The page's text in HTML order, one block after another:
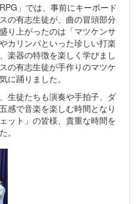
」では、事前にキーボード
の有志生徒が、曲の冒頭部分
り上がったのは「マツケンサ
カリンパといった珍しい打楽
楽器の特徴を楽しく学びまし
の有志生徒が手作りのマツケ
に踊りました。
生徒たちも演奏や手拍子、ダ
感で音楽を楽しむ時間となり
ット」の皆様、貴重な時間を
。